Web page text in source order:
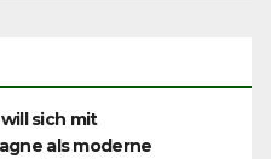
sich mit
als moderne